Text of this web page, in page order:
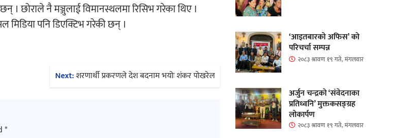
। छोराले नै मञ्जुलाई विमानस्थलमा रिसिभ गरेका थिए ।
पनि डिएक्टिभ गरेकी छन् ।
Next:शरणार्थी प्रकरणले देश बदनाम भयोः शंकर पोखरेल
*
‘आइतबारको अफिस’ को
परिचर्चा सम्पन्न
२०८३ श्रावण १९ गते, मंगलवार
अर्जुन चन्द्रको ‘संवेदनाका
प्रतिध्वनि’ मुक्तकसङ्ग्रह
लोकार्पण
२०८३ श्रावण १९ गते, मंगलवार